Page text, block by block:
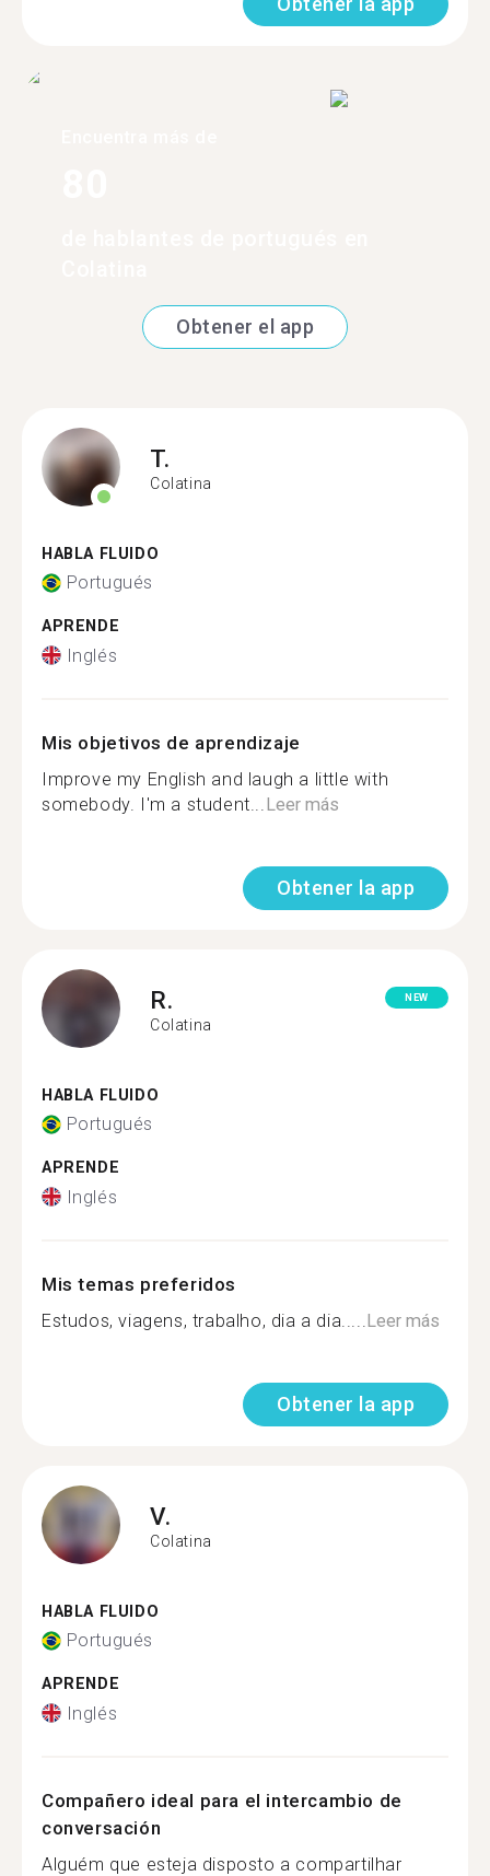
Obtener el app
T.
Colatina
HABLA FLUIDO
Portugués
APRENDE
Inglés
Mis objetivos de aprendizaje
Improve my English and laugh a little with
somebody. I'm a student... Leer más
Obtener la app
R.
Colatina
NEW
HABLA FLUIDO
Portugués
APRENDE
Inglés
Mis temas preferidos
Estudos, viagens, trabalho, dia a dia..... Leer más
Obtener la app
V.
Colatina
HABLA FLUIDO
Portugués
APRENDE
Inglés
Compañero ideal para el intercambio de
conversación
Alguém que esteja disposto a compartilhar